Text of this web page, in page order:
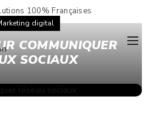
100% Françaises
digital
COMMUNIQUER
SOCIAUX